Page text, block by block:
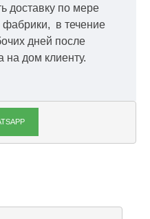
доставку по мере
фабрики, в течение
дней после
на дом клиенту.